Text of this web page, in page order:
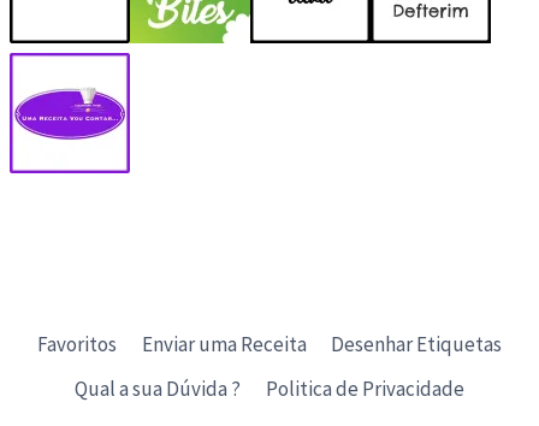
Favoritos Enviar uma Receita
Desenhar Etiquetas
Qual a sua Dúvida ?
Politica de Privacidade